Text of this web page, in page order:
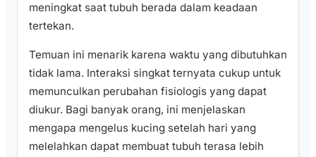
meningkat saat tubuh berada dalam keadaan
tertekan.
Temuan ini menarik karena waktu yang dibutuhkan
tidak lama. Interaksi singkat ternyata cukup untuk
memunculkan perubahan fisiologis yang dapat
diukur. Bagi banyak orang, ini menjelaskan
mengapa mengelus kucing setelah hari yang
melelahkan dapat membuat tubuh terasa lebih